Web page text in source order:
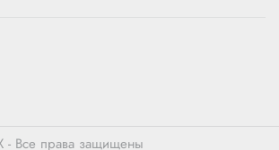
- Все права защищены